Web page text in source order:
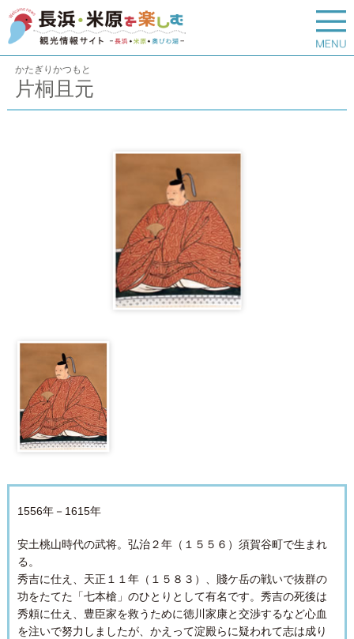
かたぎりかつもと
片桐且元
1556年－1615年
安土桃山時代の武将。弘治２年（１５５６）須賀谷町で生まれ
る。
秀吉に仕え、天正１１年（１５８３）、賤ケ岳の戦いで抜群の
功をたてた「七本槍」のひとりとして有名です。秀吉の死後は
秀頼に仕え、豊臣家を救うために徳川家康と交渉するなど心血
を注いで努力しましたが、かえって淀殿らに疑われて志は成り